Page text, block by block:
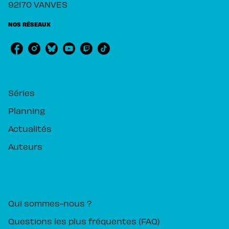
92170 VANVES
NOS RÉSEAUX
Séries
Planning
Actualités
Auteurs
Qui sommes-nous ?
Questions les plus fréquentes (FAQ)